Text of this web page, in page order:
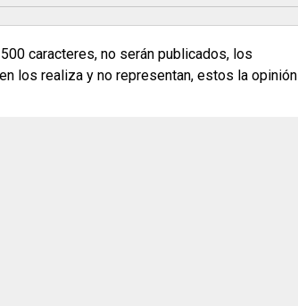
caracteres, no serán publicados, los
los realiza y no representan, estos la opinión